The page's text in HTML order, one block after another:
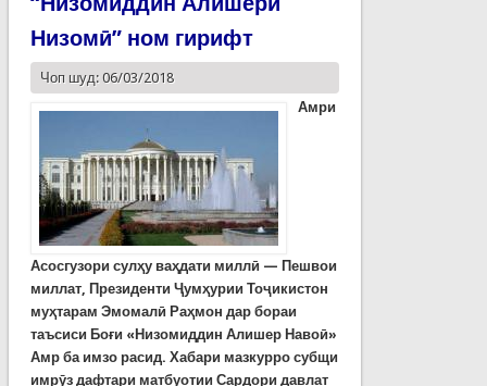
Низомӣ” ном гирифт
Чоп шуд: 06/03/2018
Амри
Асосгузори сулҳу ваҳдати миллӣ — Пешвои
миллат, Президенти Ҷумҳурии Тоҷикистон
муҳтарам Эмомалӣ Раҳмон дар бораи
таъсиси Боғи «Низомиддин Алишер Навоӣ»
Амр ба имзо расид. Хабари мазкурро субщи
имрӯз дафтари матбуотии Сардори давлат